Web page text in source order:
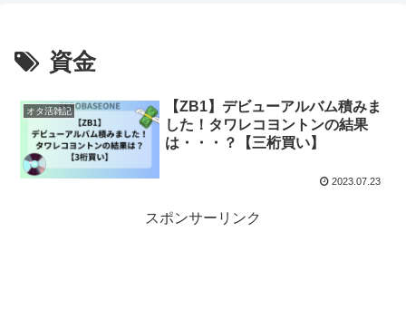
資金
オタ活雑記
【ZB1】デビューアルバム積みま
した！タワレコヨントンの結果
は・・・？【三桁買い】
2023.07.23
スポンサーリンク